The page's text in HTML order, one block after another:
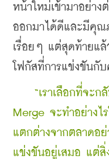
หน้าใหม่เข้ามาอย่า
ออกมาได้ดีและมีคุณ
เรื่อยๆ แต่สุดท้ายแ
โฟกัสที่การแข่งขันกั
“เราเลือกที่จะ
Merge จะทำอย่างไ
แตกต่างจากตลาดอ
แข่งขันอยู่เสมอ แต่